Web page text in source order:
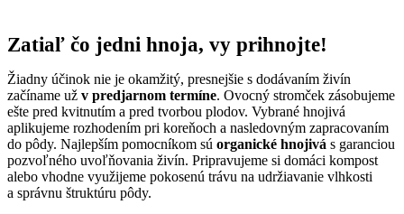
Zatiaľ čo jedni hnoja, vy prihnojte!
Žiadny účinok nie je okamžitý, presnejšie s dodávaním živín
začíname už v predjarnom termíne. Ovocný stromček zásobujeme
ešte pred kvitnutím a pred tvorbou plodov. Vybrané hnojivá
aplikujeme rozhodením pri koreňoch a nasledovným zapracovaním
do pôdy. Najlepším pomocníkom sú organické hnojivá s garanciou
pozvoľného uvoľňovania živín. Pripravujeme si domáci kompost
alebo vhodne využijeme pokosenú trávu na udržiavanie vlhkosti
a správnu štruktúru pôdy.